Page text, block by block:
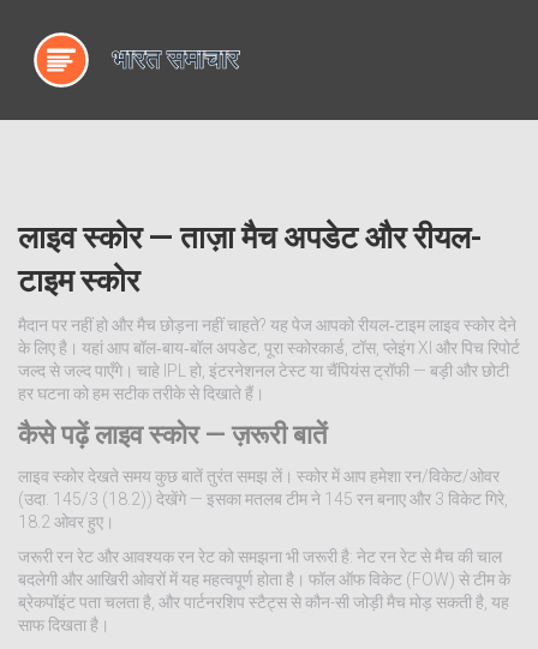
लाइव स्कोर — ताज़ा मैच अपडेट और रीयल-
टाइम स्कोर
मैदान पर नहीं हो और मैच छोड़ना नहीं चाहते? यह पेज आपको रीयल‑टाइम लाइव स्कोर देने
के लिए है। यहां आप बॉल‑बाय‑बॉल अपडेट, पूरा स्कोरकार्ड, टॉस, प्लेइंग XI और पिच रिपोर्ट
जल्द से जल्द पाएँगे। चाहे IPL हो, इंटरनेशनल टेस्ट या चैंपियंस ट्रॉफी — बड़ी और छोटी
हर घटना को हम सटीक तरीके से दिखाते हैं।
कैसे पढ़ें लाइव स्कोर — ज़रूरी बातें
लाइव स्कोर देखते समय कुछ बातें तुरंत समझ लें। स्कोर में आप हमेशा रन/विकेट/ओवर
(उदा. 145/3 (18.2)) देखेंगे — इसका मतलब टीम ने 145 रन बनाए और 3 विकेट गिरे,
18.2 ओवर हुए।
जरूरी रन रेट और आवश्यक रन रेट को समझना भी जरूरी है: नेट रन रेट से मैच की चाल
बदलेगी और आखिरी ओवरों में यह महत्वपूर्ण होता है। फॉल ऑफ विकेट (FOW) से टीम के
ब्रेकपॉइंट पता चलता है, और पार्टनरशिप स्टैट्स से कौन-सी जोड़ी मैच मोड़ सकती है, यह
साफ दिखता है।